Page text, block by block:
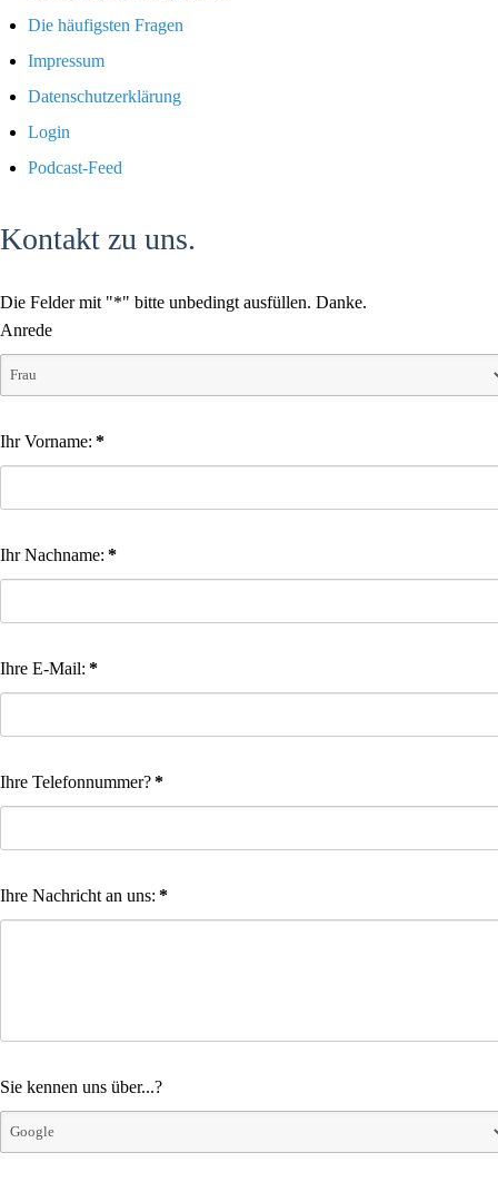
Die häufigsten Fragen
Impressum
Datenschutzerklärung
Login
Podcast-Feed
Kontakt zu uns.
Die Felder mit "*" bitte unbedingt ausfüllen. Danke.
Anrede
Ihr Vorname: *
Ihr Nachname: *
Ihre E-Mail: *
Ihre Telefonnummer?*
Ihre Nachricht an uns: *
Sie kennen uns über...?